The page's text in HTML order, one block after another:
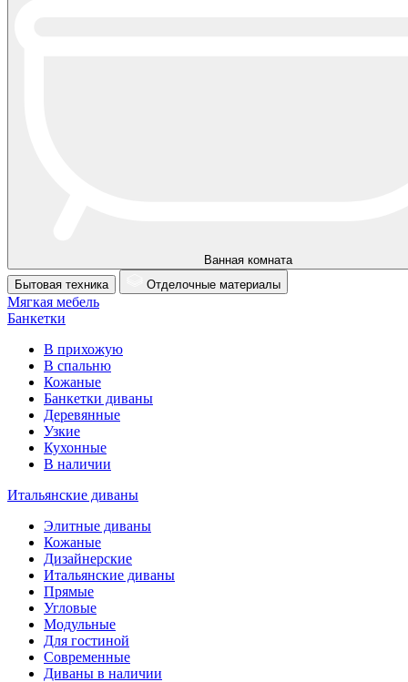
Ванная комната
Бытовая техника
Отделочные материалы
Мягкая мебель
Банкетки
В прихожую
В спальню
Кожаные
Банкетки диваны
Деревянные
Узкие
Кухонные
В наличии
Итальянские диваны
Элитные диваны
Кожаные
Дизайнерские
Итальянские диваны
Прямые
Угловые
Модульные
Для гостиной
Современные
Диваны в наличии